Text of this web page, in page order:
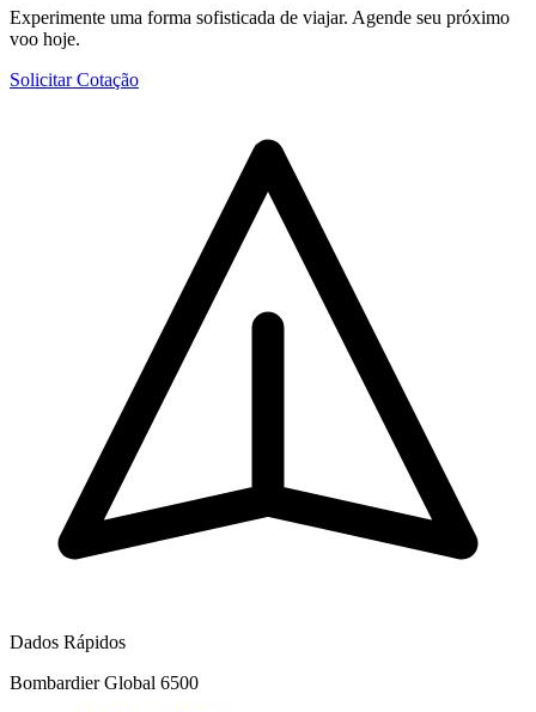
Experimente uma forma sofisticada de viajar. Agende seu próximo
voo hoje.
Solicitar Cotação
Dados Rápidos
Bombardier Global 6500